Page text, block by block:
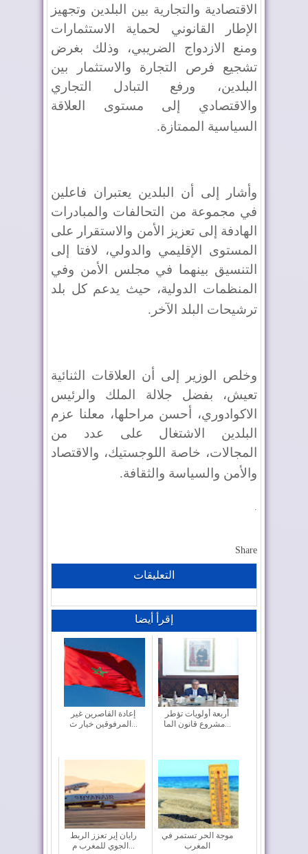
الاقتصادية والتجارية بين البلدين وتجهيز
الإطار القانوني لحماية الاستثمارات
ومنع الازدواج الضريبي، وذلك بغرض
تشجيع فرص التجارة والاستثمار بين
البلدين، ورفع التبادل التجاري
والاقتصادي إلى مستوى العلاقة
السياسية الممتازة.
وأشار إلى أن البلدين يعتبران فاعلين
في مجموعة من التحالفات والمبادرات
الهادفة إلى تعزيز الأمن والاستقرار على
المستوى الإقليمي والدولي، لافتا إلى
التنسيق بينهما في مجلس الأمن وفي
المنظمات الدولية، حيث يدعم كل بلد
ترشيحات البلد الآخر .
وخلص الوزير إلى أن العلاقات الثنائية
تعيش، بفضل جلالة الملك والرئيس
الاكوادوري، أحسن مراحلها، معلنا عزم
البلدين الاشتغال على عدد من
المجالات، خاصة اللوجستيك، والاقتصاد
والأمن والسياسة والثقافة.
Share
التعليقات
إقرأ أيضا
إعادة القاصرين غير
المرفوقين خيار ث...
أربعة أولويات تؤطر
مشروع قانون الما...
رايان إير تعزز الربط
الجوي للمغرب م...
موجة الحر تستمر في
المغرب